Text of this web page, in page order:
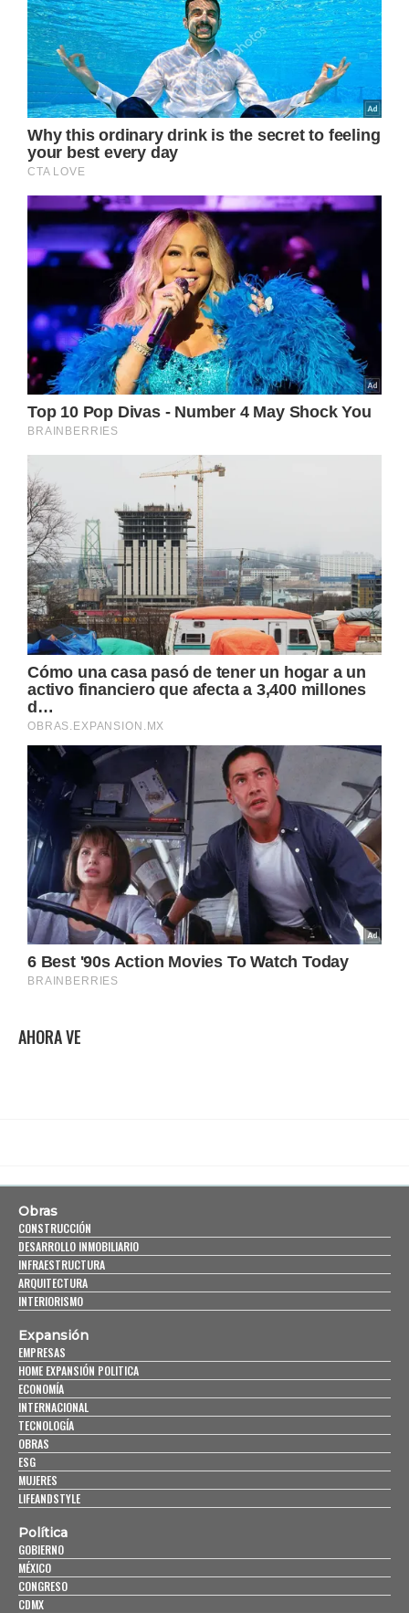
AHORA VE
Obras
CONSTRUCCIÓN
DESARROLLO INMOBILIARIO
INFRAESTRUCTURA
ARQUITECTURA
INTERIORISMO
Expansión
EMPRESAS
HOME EXPANSIÓN POLITICA
ECONOMÍA
INTERNACIONAL
TECNOLOGÍA
OBRAS
ESG
MUJERES
LIFEANDSTYLE
Política
GOBIERNO
MÉXICO
CONGRESO
CDMX